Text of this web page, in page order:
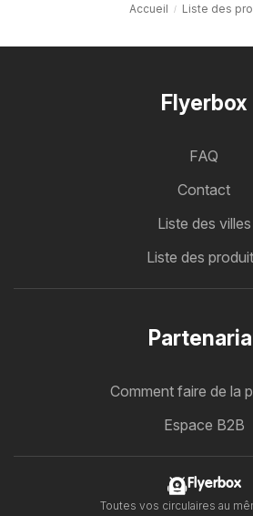
Accueil Liste des
Flyerbox
FAQ
Contact
Liste des villes
Liste des
Comment faire de la
Espace B2B
Flyerbox
Toutes vos circulaires au